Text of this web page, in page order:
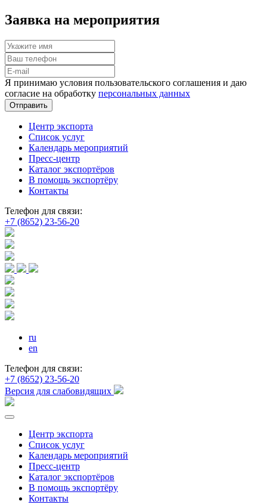
Заявка на мероприятия
Я принимаю условия пользовательского соглашения и даю
согласие на обработку персональных данных
Отправить
Центр экспорта
Список услуг
Календарь мероприятий
Пресс-центр
Каталог экспортёров
В помощь экспортёру
Контакты
Телефон для связи:
+7 (8652) 23-56-20
ru
en
Телефон для связи:
+7 (8652) 23-56-20
Версия для слабовидящих
Центр экспорта
Список услуг
Календарь мероприятий
Пресс-центр
Каталог экспортёров
В помощь экспортёру
Контакты